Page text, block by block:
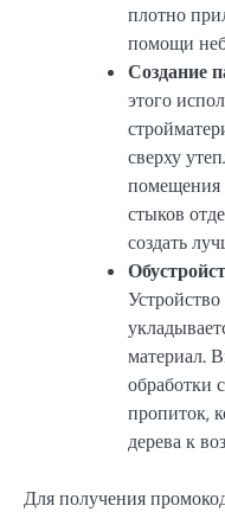
плотно
помощи
Создание
этого
сверху
помещения
стыков
создать
материал.
обработки
пропиток,
дерева к
Для получения